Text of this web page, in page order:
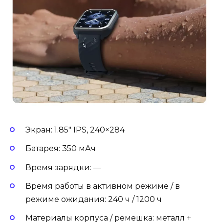
Экран: 1.85″ IPS, 240×284
Батарея: 350 мАч
Время зарядки: —
Время работы в активном режиме / в
режиме ожидания: 240 ч / 1200 ч
Материалы корпуса / ремешка: металл +